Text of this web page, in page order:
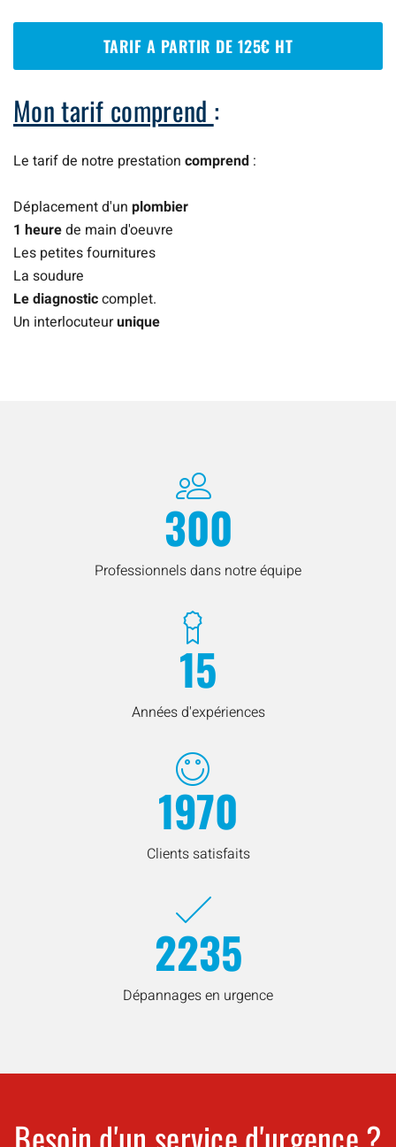
TARIF A PARTIR DE 125€ HT
Mon tarif comprend :
Le tarif de notre prestation comprend :
Déplacement d'un plombier
1 heurede main d'oeuvre
Les petites fournitures
La soudure
Le diagnosticcomplet.
Un interlocuteurunique
300
Professionnels dans notre équipe
15
Années d'expériences
1970
Clients satisfaits
2235
Dépannages en urgence